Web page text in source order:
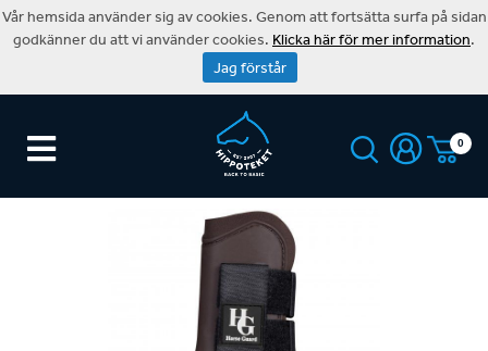
0
Vår hemsida använder sig av cookies. Genom att fortsätta surfa på sidan
godkänner du att vi använder cookies. Klicka här för mer information.
Jag förstår